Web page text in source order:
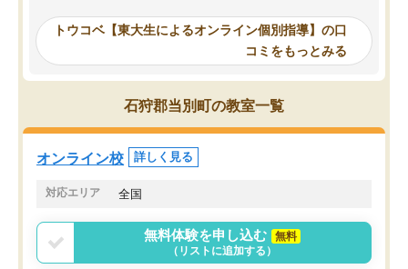
ーティングを行い、その講師で良いか
見てから講師を決定する事ができま
す。
うちの子は、初回面談の講師の方で決
オンラインツールを使用した単語帳の
共有があり宿題もそちらで出される形
でした。
言う事で講師変更の申し出があり、あ
まりに短期での変更だった為、塾に通
う事にして退会しました。遅れも取り
いなのがあり(有料)、受
ことをどんなスケジュー
くか相談したのですが、
ち期待したものではなく
内容でした。それでも明
やる気も出ましたし、苦
くなってきたようなので
トウコベ【東大生によるオンライン個別指導】の口
コミをもっとみる
石狩郡当別町の教室一覧
オンライン校 詳しく見る
対応エリア 全国
無料体験を申し込む
無料
（リストに追加する）